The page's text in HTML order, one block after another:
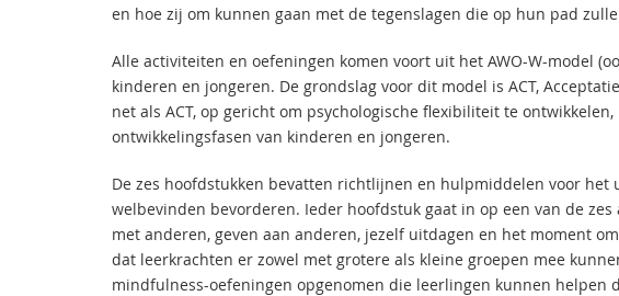
en hoe zij om kunnen gaan met de tegenslagen die op hun pad
Alle activiteiten en oefeningen komen voort uit het AWO-W-model
kinderen en jongeren. De grondslag voor dit model is ACT,
net als ACT, op gericht om psychologische flexibiliteit te
ontwikkelingsfasen van kinderen en jongeren.
De zes hoofdstukken bevatten richtlijnen en hulpmiddelen voor
welbevinden bevorderen. Ieder hoofdstuk gaat in op een van de
met anderen, geven aan anderen, jezelf uitdagen en het moment
dat leerkrachten er zowel met grotere als kleine groepen mee
mindfulness-oefeningen opgenomen die leerlingen kunnen helpen